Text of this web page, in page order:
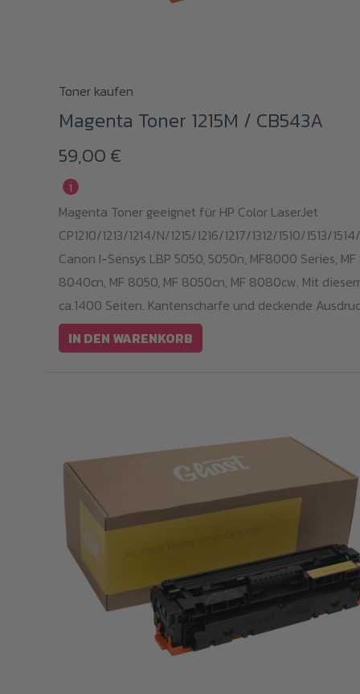
Toner kaufen
Magenta Toner 1215M / CB543A
59,00 €
i
Magenta Toner geeignet für HP Color LaserJet
CP1210/1213/1214/N/1215/1216/1217/1312/1510/1513/
Canon I-Sensys LBP 5050, 5050n, MF8000 Series,
8040cn, MF 8050, MF 8050cn, MF 8080cw. Mit
ca.1400 Seiten. Kantenscharfe und deckende
IN DEN WARENKORB